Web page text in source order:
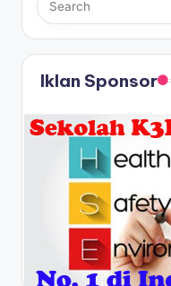
Iklan Sponsor